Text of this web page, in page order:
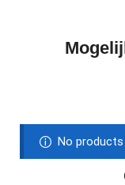
No